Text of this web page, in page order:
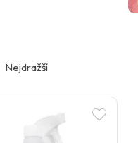
Nejdražší